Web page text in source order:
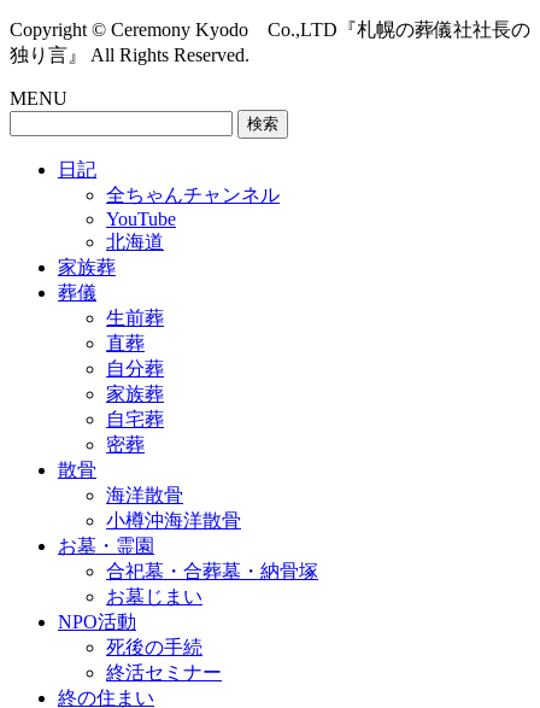
Copyright © Ceremony Kyodo Co.,LTD『札幌の葬儀社社長の
独り言』 All Rights Reserved.
MENU
日記
全ちゃんチャンネル
YouTube
北海道
家族葬
葬儀
生前葬
直葬
自分葬
家族葬
自宅葬
密葬
散骨
海洋散骨
小樽沖海洋散骨
お墓・霊園
合祀墓・合葬墓・納骨塚
お墓じまい
NPO活動
死後の手続
終活セミナー
終の住まい